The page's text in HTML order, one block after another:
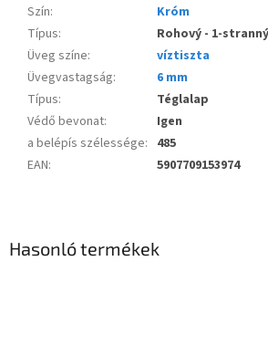
Szín:
Króm
Típus:
Rohový - 1-
Üveg színe:
víztiszta
Üvegvastagság:
6 mm
Típus:
Téglalap
Védő bevonat:
Igen
a belépís szélessége: 485
EAN: 5907709153974
Hasonló termékek